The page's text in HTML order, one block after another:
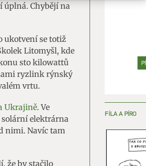
Identifikace zařízení na základě
podvodů a
reklamy a obsahu,
údajů.
úplná. Chybějí na
ukotvení se totiž
Litomyšl, kde
sto kilowattů
ryzlink rýnský
vrtu.
Ukrajině. Ve
solární elektrárna
nimi. Navíc tam
že by stačilo
FÍLA A PÍRO